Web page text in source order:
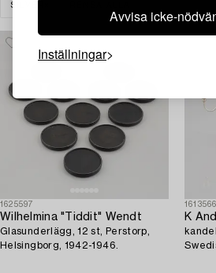
Avvisa icke-
Inställningar
SILVER
1625597
Wilhelmina "Tiddit" Wendt
Glasunderlägg, 12 st, Perstorp,
Helsingborg, 1942-1946.
1613566
K